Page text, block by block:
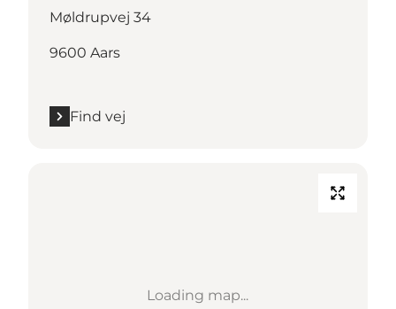
Møldrupvej 34
9600 Aars
Find vej
Loading map...